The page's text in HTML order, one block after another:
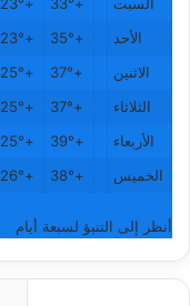
السبت
+
33°
+
23°
الأحد
+
35°
+
23°
الاثنين
+
37°
+
25°
الثلاثاء
+
37°
+
25°
الأربعاء
+
39°
+
25°
الخميس
+
38°
+
26°
أنظر إلى التنبؤ لسبعة أيام